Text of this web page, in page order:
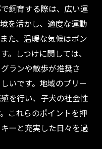
郡で始めるポンスキ
飼育する際は、広い運
を活かし、適度な運動
た、温暖な気候はポン
。しつけに関しては、
ランや散歩が推奨さ
いです。地域のブリー
を行い、子犬の社会性
これらのポイントを押
ーと充実した日々を過